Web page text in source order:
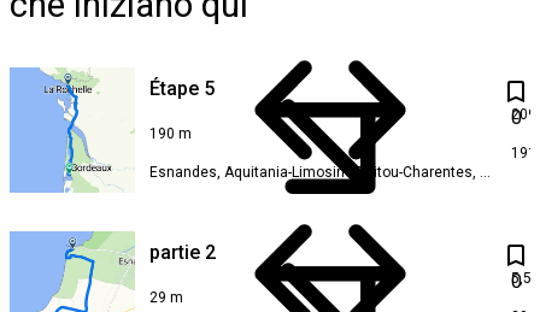
0
Étape 5
190 m
191
0
partie 2
5,5
29 m